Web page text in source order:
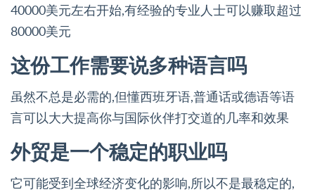
40000美元左右开始,有经验的专业人士可以赚取超过
80000美元
这份工作需要说多种语言吗
虽然不总是必需的,但懂西班牙语,普通话或德语等语
言可以大大提高你与国际伙伴打交道的几率和效果
外贸是一个稳定的职业吗
它可能受到全球经济变化的影响,所以不是最稳定的,